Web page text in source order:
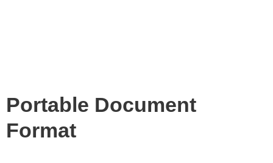
Portable Document
Format